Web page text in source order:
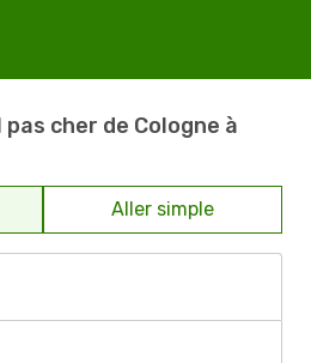
cher de Cologne à
Aller simple